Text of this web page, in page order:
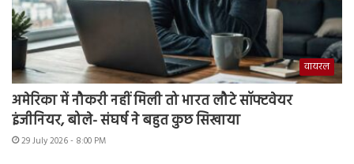
वायरल
अमेरिका में नौकरी नहीं मिली तो भारत लौटे सॉफ्टवेयर
इंजीनियर, बोले- संघर्ष ने बहुत कुछ सिखाया
29 July 2026 - 8:00 PM